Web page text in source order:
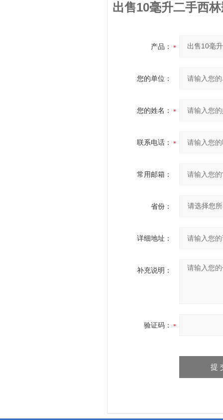
出售10毫升二手西
产品：
您的单位：
您的姓名：
联系电话：
常用邮箱：
省份：
详细地址：
补充说明：
验证码：